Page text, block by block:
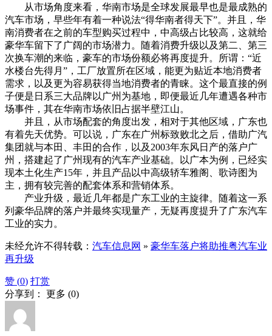
从市场角度来看，华南市场是全球发展最早也是最成熟的
汽车市场，早些年有着一种说法“得华南者得天下”。并且，华
南消费者在之前的车型购买过程中，中高级占比较高，这就给
豪华车留下了广阔的市场潜力。随着消费升级以及第二、第三
次换车潮的来临，豪车的市场份额必将再度提升。所谓：“近
水楼台先得月”，工厂放置所在区域，能更为贴近本地消费者
需求，以及更为容易获得当地消费者的青睐。这个最直接的例
子便是日系三大品牌以广州为基地，即便最近几年遭遇各种市
场事件，其在华南市场依旧占据半壁江山。
并且，从市场配套的角度出发，相对于其他区域，广东也
有着先天优势。可以说，广东在广州标致败北之后，借助广汽
集团就与本田、丰田的合作，以及2003年东风日产的落户广
州，搭建起了广州现有的汽车产业基础。以广本为例，已经实
现本土化生产15年，并且产品以中高级轿车雅阁、歌诗图为
主，拥有较完善的配套体系和营销体系。
产业升级，最近几年都是广东工业的主旋律。随着这一系
列豪华品牌的落户并最终实现量产，无疑再度提升了广东汽车
工业的实力。
未经允许不得转载： 汽车信息网 » 豪华车落户将助推粤汽车业
再升级
赞 (0) 打赏
分享到： 更多 (0)